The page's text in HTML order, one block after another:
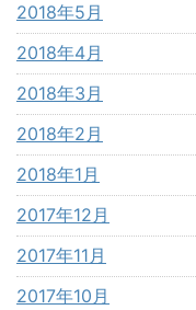
2018年5月
2018年4月
2018年3月
2018年2月
2018年1月
2017年12月
2017年11月
2017年10月